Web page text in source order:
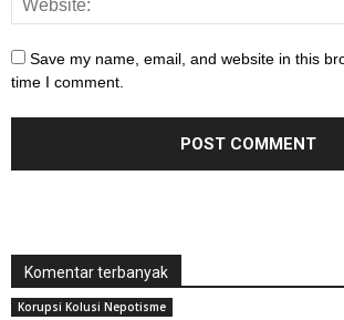
Save my name, email, and website in this
time I comment.
Komentar terbanyak
Korupsi Kolusi Nepotisme